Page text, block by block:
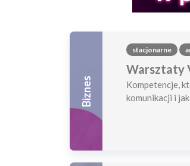
Biznes
stacjonarne
Warsztaty
Kompetencje,
komunikacji i